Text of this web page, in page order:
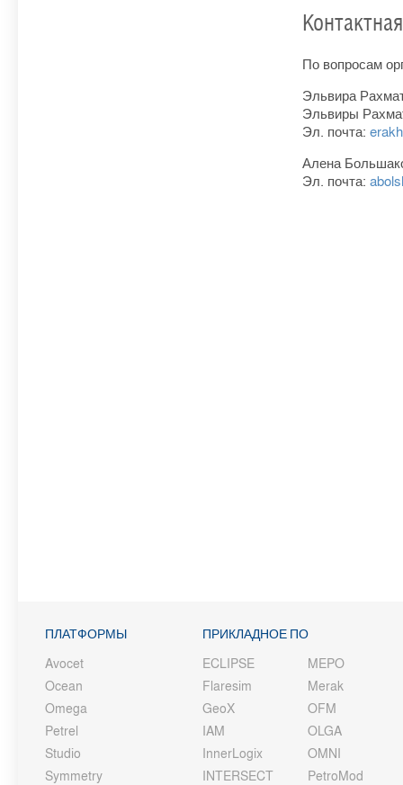
По вопросам
Эльвира
Эльвиры
Эл. почта:
Алена
Эл. почта:
ПЛАТФОРМЫ
Avocet
Ocean
Omega
Petrel
Studio
Symmetry
ПРИКЛАДНОЕ ПО
ECLIPSE
Flaresim
GeoX
IAM
InnerLogix
INTERSECT
MEPO
Merak
OFM
OLGA
OMNI
PetroMod